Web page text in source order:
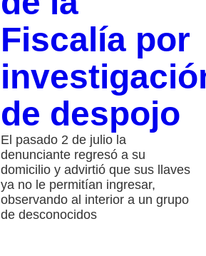
Fiscalía por
de despojo
El pasado 2 de julio la
denunciante regresó a su
domicilio y advirtió que sus llaves
ya no le permitían ingresar,
observando al interior a un grupo
de desconocidos